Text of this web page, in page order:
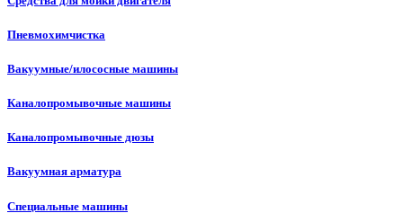
Пневмохимчистка
Вакуумные/илососные машины
Каналопромывочные машины
Каналопромывочные дюзы
Вакуумная арматура
Специальные машины